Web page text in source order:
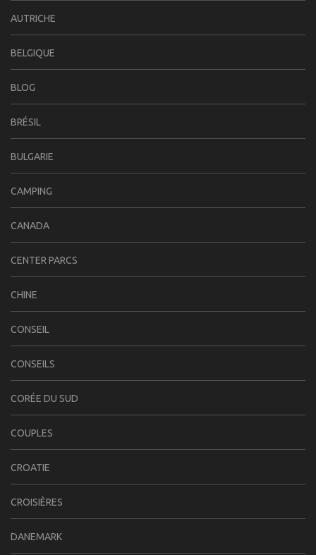
AUTRICHE
BELGIQUE
BLOG
BRÉSIL
BULGARIE
CAMPING
CANADA
CENTER PARCS
CHINE
CONSEIL
CONSEILS
CORÉE DU SUD
COUPLES
CROATIE
CROISIÈRES
DANEMARK